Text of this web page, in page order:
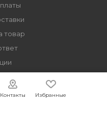
товар
Контакты Избранные